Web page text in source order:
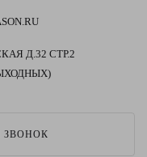
Д.32 СТР.2
ЗВОНОК